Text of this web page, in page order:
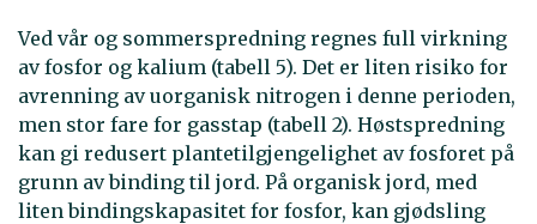
Ved vår og sommerspredning regnes full virkning
av fosfor og kalium (tabell 5). Det er liten risiko for
avrenning av uorganisk nitrogen i denne perioden,
men stor fare for gasstap (tabell 2). Høstspredning
kan gi redusert plantetilgjengelighet av fosforet på
grunn av binding til jord. På organisk jord, med
liten bindingskapasitet for fosfor, kan gjødsling